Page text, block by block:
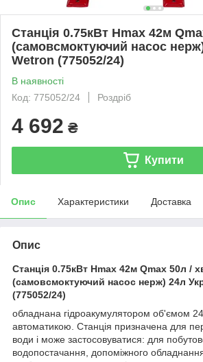
Станція 0.75кВт Hmax 42м
(самовсмоктуючий насос
Wetron (775052/24)
В наявності
Код: 775052/24
Роздріб
4 692 ₴
Купити
Опис Характеристики Доставка
Опис
Станція 0.75кВт Hmax 42м Qmax 50л /
(самовсмоктуючий насос нерж) 24л
(775052/24)
обладнана гідроакумулятором об'ємом 24
автоматикою. Станція призначена для
води і може застосовуватися: для
водопостачання, допоміжного